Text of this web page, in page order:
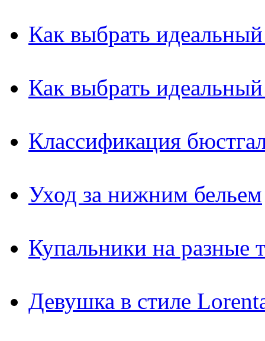
Как выбрать
Как выбрать
Классификация
Уход за нижним бельем
Купальники на разные
Девушка в стиле